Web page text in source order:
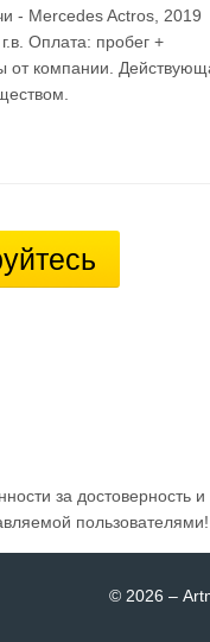
- Mercedes Actros, 2019
Оплата: пробег +
от компании.
за достоверность и
пользователями!
© 2026 –